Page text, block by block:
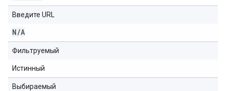
Введите URL
N/A
Фильтруемый
Истинный
Выбираемый